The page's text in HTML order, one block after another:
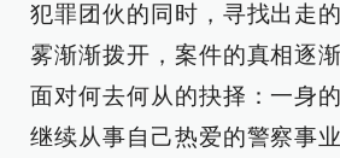
犯罪团伙的同时，寻找出走
雾渐渐拨开，案件的真相逐
面对何去何从的抉择：一身
继续从事自己热爱的警察事